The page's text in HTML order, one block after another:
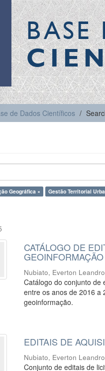
de Dados Científicos
Geográfica × Gestão Territorial
CATÁLOGO DE
GEOINFORMAÇÃO
Nubiato, Everton Leandro
Catálogo do conjunto de
entre os anos de 2016 a
geoinformação.
EDITAIS DE
Nubiato, Everton Leandro
Conjunto de editais de